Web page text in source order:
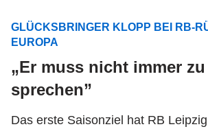
GLÜCKSBRINGER KLOPP BEI RB-
EUROPA
„Er muss nicht immer
sprechen”
Das erste Saisonziel hat RB